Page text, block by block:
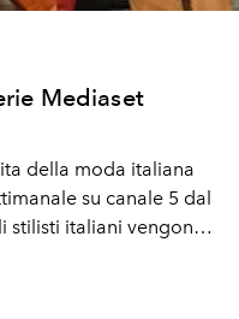
Mediaset
della moda italiana
su canale 5 dal
stilisti italiani vengono
Giorgio Armani,